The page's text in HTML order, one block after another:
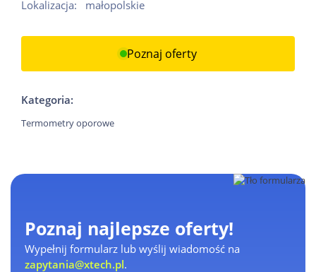
Lokalizacja: małopolskie
Poznaj oferty
Kategoria:
Termometry oporowe
Poznaj najlepsze oferty!
Wypełnij formularz lub wyślij wiadomość na
zapytania@xtech.pl.